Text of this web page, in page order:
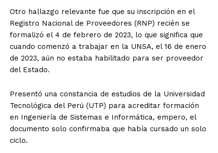
Otro hallazgo relevante fue que su inscripción en el
Registro Nacional de Proveedores (RNP) recién se
formalizó el 4 de febrero de 2023, lo que significa que
cuando comenzó a trabajar en la UNSA, el 16 de enero
de 2023, aún no estaba habilitado para ser proveedor
del Estado.
Presentó una constancia de estudios de la Universidad
Tecnológica del Perú (UTP) para acreditar formación
en Ingeniería de Sistemas e Informática, empero, el
documento solo confirmaba que había cursado un solo
ciclo.